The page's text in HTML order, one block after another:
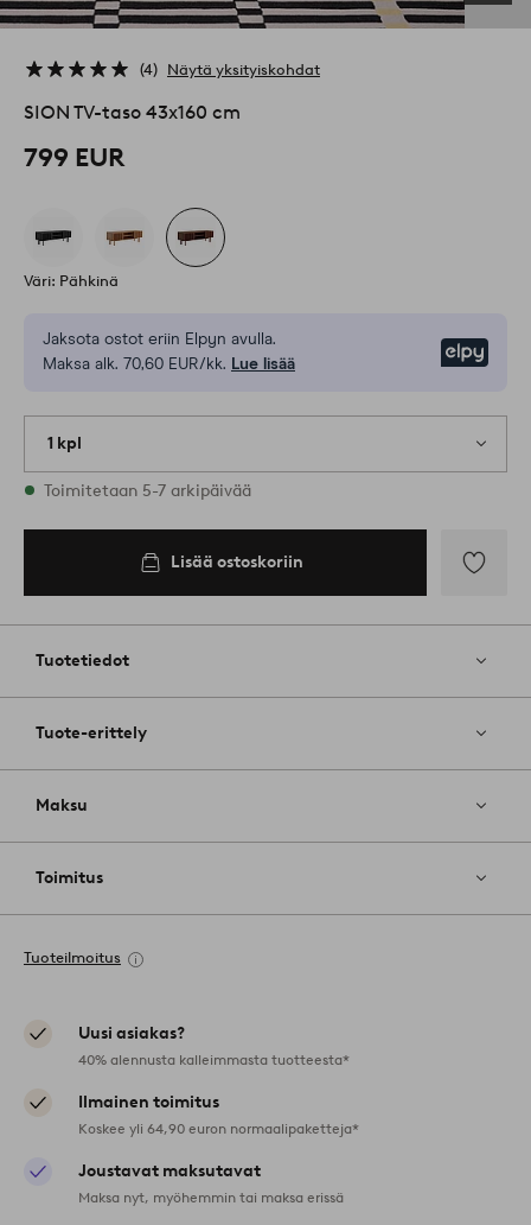
4 Näytä yksityiskohdat
SION TV-taso 43x160 cm
799 EUR
Väri: Pähkinä
Jaksota ostot eriin Elpyn avulla.
Maksa alk. 70,60 EUR/kk. Lue lisää
1 kpl
Varastossa
Toimitetaan 5-7 arkipäivää
Lisää ostoskoriin
Tuotetiedot
Tuote-erittely
Maksu
Toimitus
Tuoteilmoitus
Uusi asiakas?
40% alennusta kalleimmasta tuotteesta*
Ilmainen toimitus
Koskee yli 64,90 euron normaalipaketteja*
Joustavat maksutavat
Maksa nyt, myöhemmin tai maksa erissä